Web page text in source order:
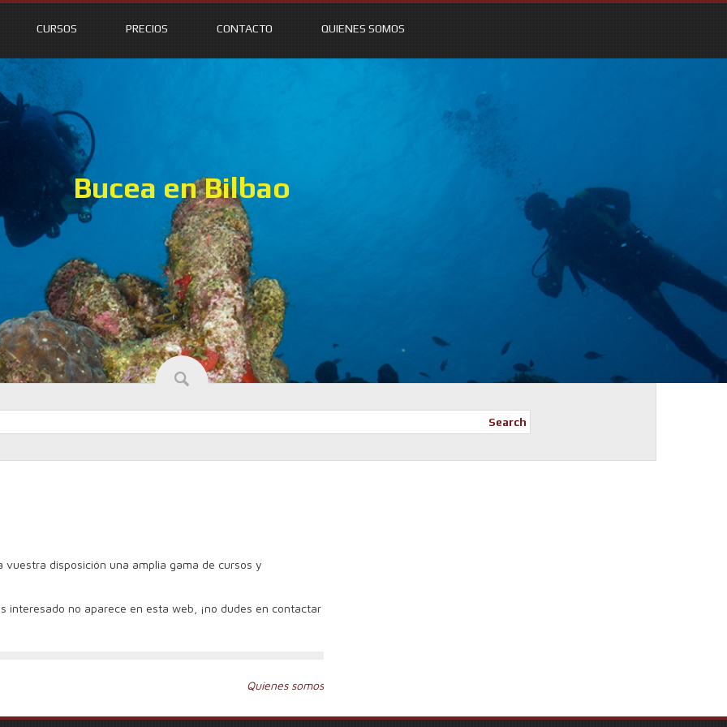
CURSOS PRECIOS CONTACTO QUIENES SOMOS
Bucea en Bilbao
Search
vuestra disposición una amplia gama de cursos y
interesado no aparece en esta web, ¡no dudes en contactar
Quienes somos